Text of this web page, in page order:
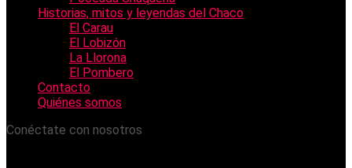
Historias, mitos y leyendas del Chaco
El Carau
El Lobizón
La Llorona
El Pombero
Contacto
Quiénes somos
Conéctate con nosotros